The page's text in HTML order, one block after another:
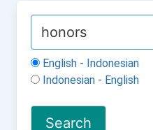
English - Indonesian
Indonesian - English